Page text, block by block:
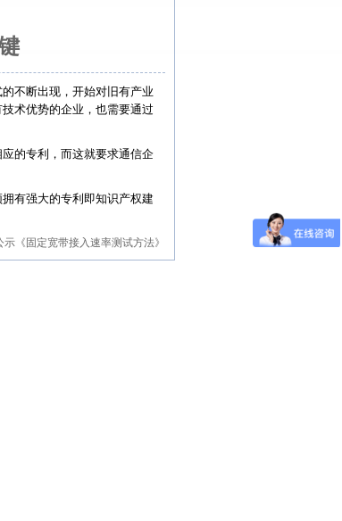
不断出现，开始对旧有产业
术优势的企业，也需要通过
的专利，而这就要求通信企
有强大的专利即知识产权建
示《固定宽带接入速率测试方法》